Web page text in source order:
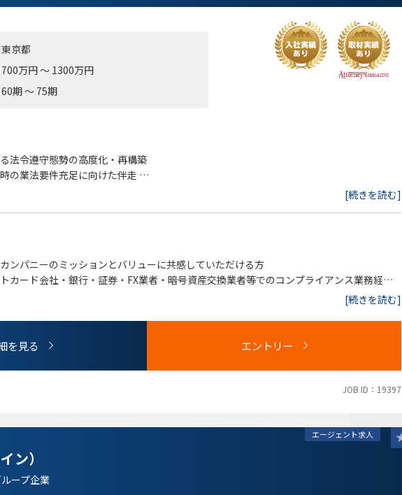
東京都
700万円 ～ 1300万円
60期 ～ 75期
法令遵守態勢の高度化・再構築
の業法要件充足に向けた伴走
画・受講管理
[続きを読む]
ンパニーのミッションとバリューに共感していただける方
カード会社・銀行・証券・FX業者・暗号資産交換業者等でのコンプライアンス業務経験
関心と、社内外のステークホルダーと円滑に連携できる高いコミュニケーション能力
との直接的な折衝・検査対応経験
、貸金業法等の深い知識
[続きを読む]
を見る エントリー
JOB ID：19397
エージェント求人
ン）
ープ企業